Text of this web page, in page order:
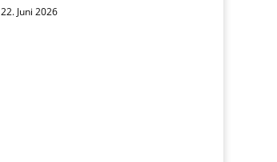
22. Juni 2026